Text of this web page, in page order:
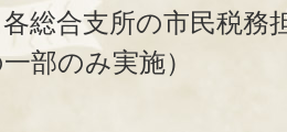
各総合支所の市民税務
部のみ実施）